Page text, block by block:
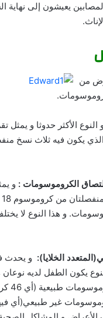
المصابين يعيشون إلى نهاية
من
الذي يكون فيه ثلاث نسخ
و هذا النوع لا
يكون الطفل لديه نوعان
يكون